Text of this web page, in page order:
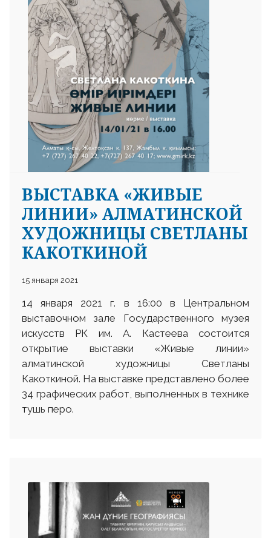
ВЫСТАВКА «ЖИВЫЕ
ЛИНИИ» АЛМАТИНСКОЙ
ХУДОЖНИЦЫ СВЕТЛАНЫ
КАКОТКИНОЙ
15 января 2021
14 января 2021 г. в 16:00 в Центральном
выставочном зале Государственного музея
искусств РК им. А. Кастеева состоится
открытие выставки «Живые линии»
алматинской художницы Светланы
Какоткиной. На выставке представлено более
34 графических работ, выполненных в технике
тушь перо.